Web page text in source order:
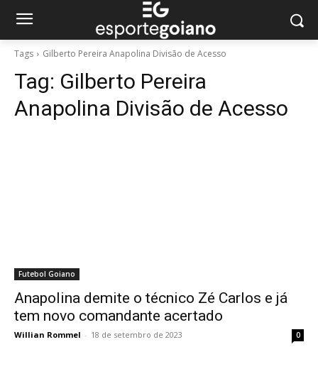
Tags Gilberto Pereira Anapolina Divisão de Acesso
Tag: Gilberto Pereira
Anapolina Divisão de Acesso
Futebol Goiano
Anapolina demite o técnico Zé Carlos e já
tem novo comandante acertado
Willian Rommel - 18 de setembro de 2023 0